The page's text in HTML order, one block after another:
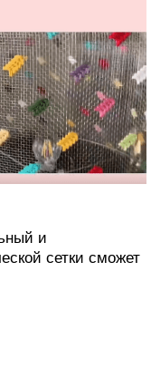
и
сетки сможет